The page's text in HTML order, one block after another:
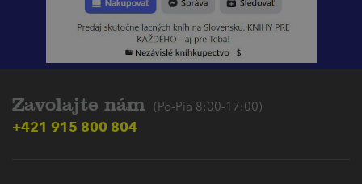
Zavolajte nám (Po-Pia 8:00-17:00)
+421 915 800 804